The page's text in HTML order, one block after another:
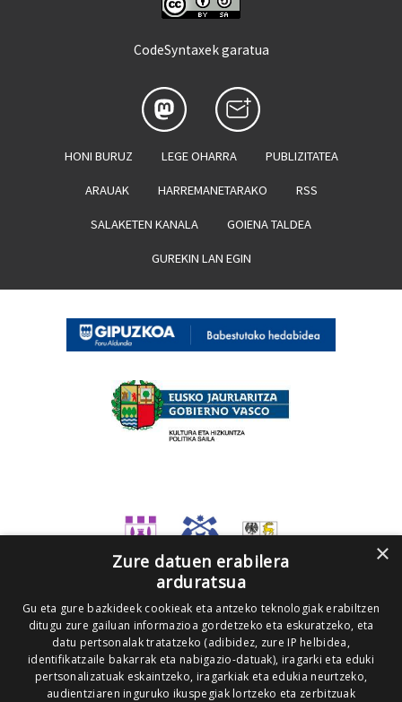
CodeSyntaxek garatua
HONI BURUZ LEGE OHARRA PUBLIZITATEA
ARAUAK HARREMANETARAKO RSS
SALAKETEN KANALA GOIENA TALDEA
GUREKIN LAN EGIN
×
Zure datuen erabilera
arduratsua
Gu eta gure bazkideek cookieak eta antzeko teknologiak erabiltzen
ditugu zure gailuan informazioa gordetzeko eta eskuratzeko, eta
datu pertsonalak tratatzeko (adibidez, zure IP helbidea,
identifikatzaile bakarrak eta nabigazio-datuak), iragarki eta eduki
pertsonalizatuak eskaintzeko, iragarkiak eta edukia neurtzeko,
audientziaren inguruko ikuspegiak lortzeko eta zerbitzuak